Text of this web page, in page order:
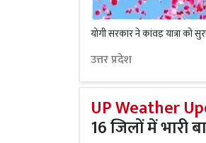
योगी सरकार ने कांवड़ यात्रा को
उत्तर प्रदेश
UP Weather
16 जिलों में भारी